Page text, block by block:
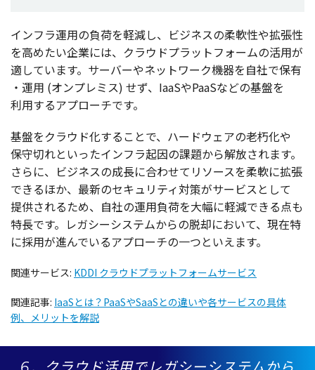
インフラ運用の負荷を軽減し、 ビジネスの柔軟性や拡張性
を高めたい企業には、 クラウドプラットフォームの活用が
適しています。 サーバーやネットワーク機器を自社で保有
・ 運用 (オンプレミス) せず、IaaSやPaaSなどの基盤を
利用するアプローチです。
基盤をクラウド化することで、 ハードウェアの老朽化や
保守切れといったインフラ起因の課題から解放されます。
さらに、 ビジネスの成長に合わせて リソースを柔軟に拡張
できるほか、 最新のセキュリティ対策がサービスとして
提供されるため、 自社の運用負荷を大幅に軽減できる点も
特長です。 レガシーシステムからの脱却において、 現在特
に採用が進んでいるアプローチの一つといえます。
関連サービス: KDDI クラウドプラットフォームサービス
関連記事: IaaSとは？PaaSやSaaSとの違いや各サービスの具体
例、メリットを解説